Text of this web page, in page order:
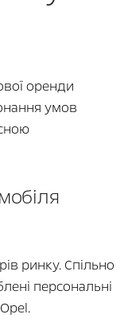
оренди
умов
ринку. Спільно
персональні